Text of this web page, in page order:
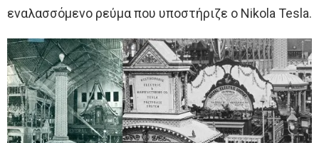
εναλασσόμενο ρεύμα που υποστήριζε ο Nikola Tesla.